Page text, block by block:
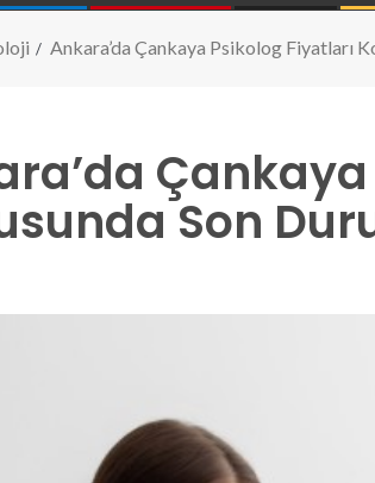
Ankara’da Çankaya Psikolog Fiyatları
Son